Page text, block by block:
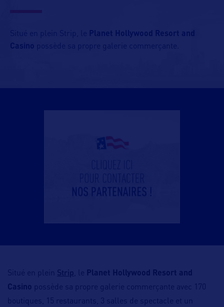
Situé en plein Strip, le
Planet Hollywood Resort and
Casino possède sa propre galerie commerçante.
Situé en plein Strip , le Planet Hollywood Resort and
Casino possède sa propre galerie commerçante avec 170
boutiques, 15 restaurants, 3 salles de spectacle et un